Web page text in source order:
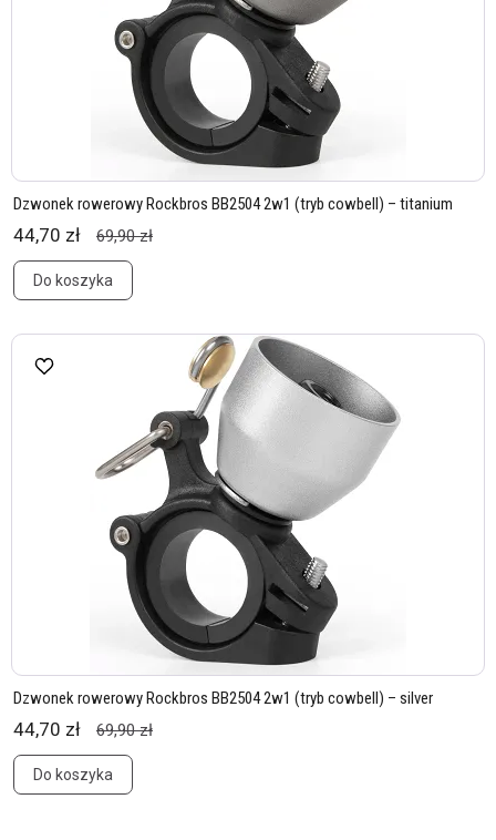
Dzwonek rowerowy Rockbros BB2504 2w1 (tryb cowbell) – titanium
44,70 zł 69,90 zł
Do koszyka
Dzwonek rowerowy Rockbros BB2504 2w1 (tryb cowbell) – silver
44,70 zł 69,90 zł
Do koszyka